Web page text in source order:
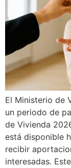
El Ministerio de
un periodo de
de Vivienda
está disponible
recibir
interesadas.